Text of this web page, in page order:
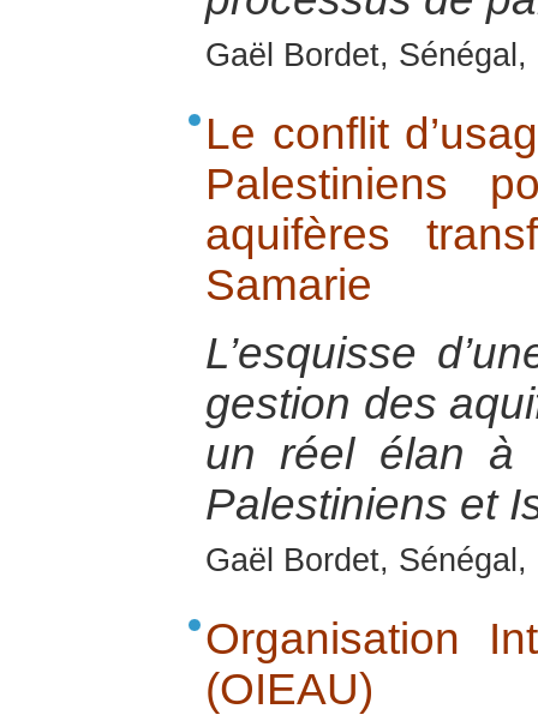
Gaël Bordet,
Le conflit
Palestiniens
aquifères
Samarie
L’esquisse
gestion des
un réel élan à
Palestiniens et
Gaël Bordet,
Organisation
(OIEAU)